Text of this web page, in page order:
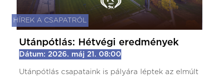
HÍREK A CSAPATRÓL
Utánpótlás: Hétvégi eredmények
Dátum: 2026. máj 21. 08:00
Utánpótlás csapataink is pályára léptek az elmúlt